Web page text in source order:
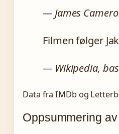
— James
Filmen følger
— Wikipedia,
Data fra IMDb og
Oppsummering